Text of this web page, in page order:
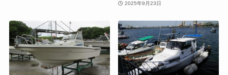
2025年9月23日